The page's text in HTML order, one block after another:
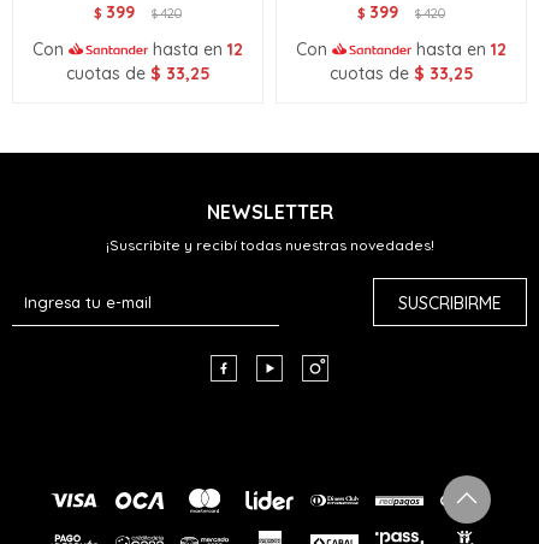
$ 399 $420
Con hasta en 12
cuotas de $ 33,25
$ 399 $420
Con hasta en 12
cuotas de $ 33,25
NEWSLETTER
¡Suscribite y recibí todas nuestras novedades!
SUSCRIBIRME
  